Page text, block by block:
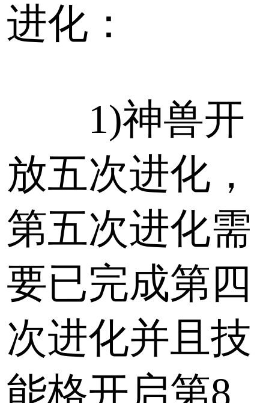
进化：
1)神兽开
放五次进化，
第五次进化需
要已完成第四
次进化并且技
能格开启第8